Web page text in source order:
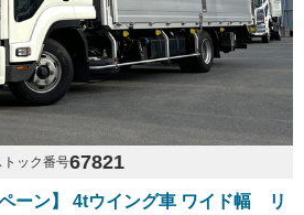
トック番号67821
ペーン】 4tウイング車 ワイド幅 リ